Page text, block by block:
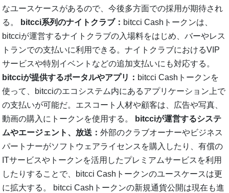
なユースケースがあるので、今後多方面での採用が期待され
る。
bitcci系列のナイトクラブ： bitcci Cashトークンは、
bitcciが運営するナイトクラブの入場料をはじめ、バーやレス
トランでの支払いに利用できる。ナイトクラブにおけるVIP
サービスや特別イベントなどの追加支払いにも対応する。
bitcciが提供するポータルやアプリ： bitcci Cashトークンを
使って、bitcciのエコシステム内にあるアプリケーション上で
の支払いが可能だ。エスコート人材や顧客は、広告や写真、
動画の購入にトークンを使用する。
bitcciが運営するシステ
ムやエージェント、放送：外部のクラブオーナーやビジネス
パートナーがソフトウェアライセンスを購入したり、有償の
ITサービスやトークンを活用したプレミアムサービスを利用
したりすることで、bitcci Cashトークンのユースケースは更
に拡大する。 bitcci Cashトークンの新規通貨公開は現在も進